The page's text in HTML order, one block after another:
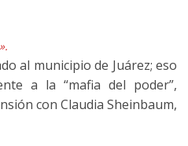
al municipio de Juárez; eso
a la “mafia del poder”,
con Claudia Sheinbaum,